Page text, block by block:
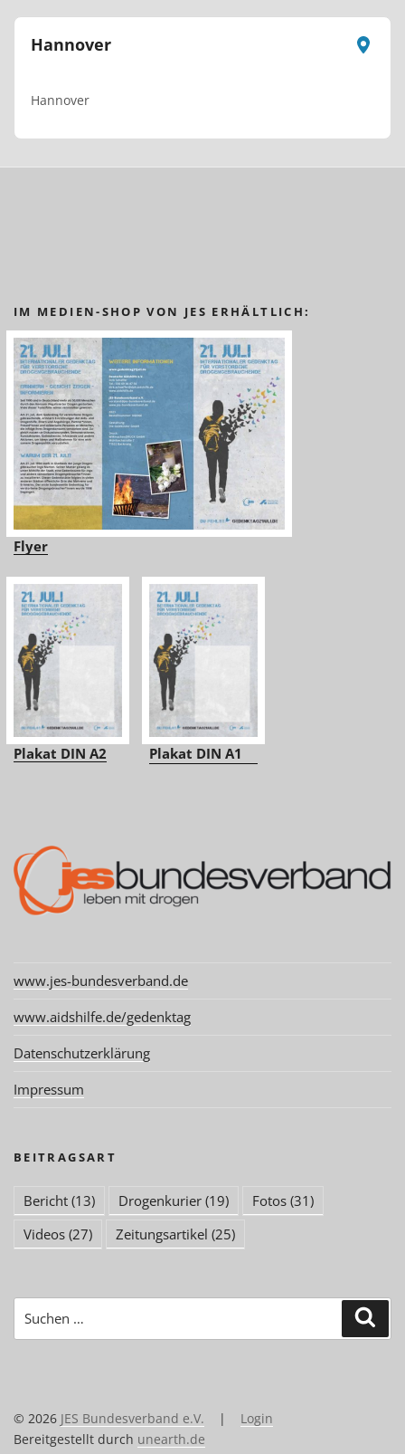
Hannover
Hannover
IM MEDIEN-SHOP VON JES ERHÄLTLICH:
Flyer
Plakat DIN A2 Plakat DIN A1
www.jes-bundesverband.de
www.aidshilfe.de/gedenktag
Datenschutzerklärung
Impressum
BEITRAGSART
Bericht (13) Drogenkurier (19) Fotos (31)
Videos (27) Zeitungsartikel (25)
nach:
© 2026 JES Bundesverband e.V. | Login
Bereitgestellt durch unearth.de